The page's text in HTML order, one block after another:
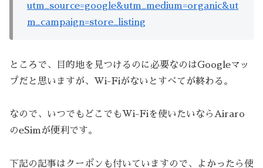
utm_source=google&utm_medium=organic&ut
m_campaign=store_listing
ところで、目的地を見つけるのに必要なのはGoogleマッ
プだと思いますが、Wi-Fiがないとすべてが終わる。
なので、いつでもどこでもWi-Fiを使いたいならAiraro
のeSimが便利です。
下記の記事はクーポンも付いていますので、よかったら使